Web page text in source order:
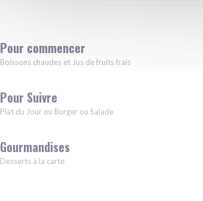
Pour commencer
Boissons chaudes et Jus de fruits frais
Pour Suivre
Plat du Jour ou Burger ou Salade
Gourmandises
Desserts à la carte